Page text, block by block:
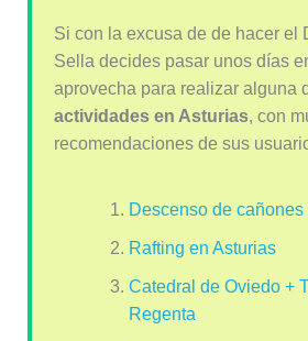
Si con la excusa de de hacer el
Sella decides pasar unos días
aprovecha para realizar alguna
actividades en Asturias, con
recomendaciones de sus
Descenso de cañones
Rafting en Asturias
Catedral de Oviedo +
Regenta